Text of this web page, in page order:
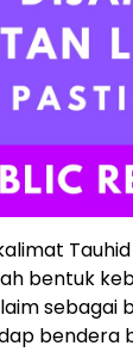
bentuk
sebagai
bendera